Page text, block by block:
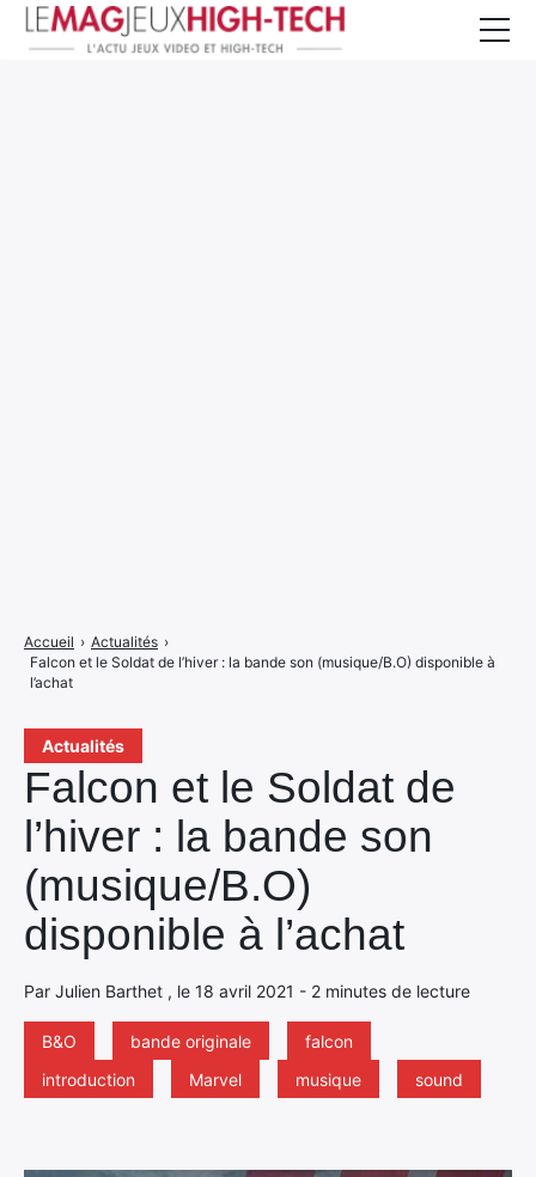
Actualités
Falcon et le Soldat de
l’hiver : la bande son
(musique/B.O)
disponible à l’achat
Par Julien Barthet , le 18 avril 2021 - 2 minutes de lecture
B&O bande originale
falcon
introduction
Marvel musique sound
Accueil › Actualités ›
Falcon et le Soldat de l’hiver : la bande son (musique/B.O) disponible à
l’achat